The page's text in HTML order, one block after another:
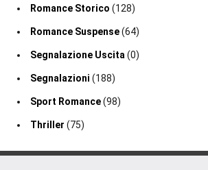
Romance Storico (128)
Romance Suspense(64)
Segnalazione Uscita(0)
Segnalazioni (188)
Sport Romance(98)
Thriller (75)